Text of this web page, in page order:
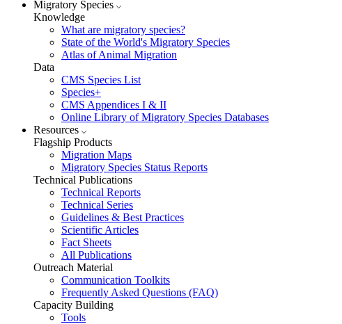
Migratory Species
Knowledge
What are migratory species?
State of the World's Migratory Species
Atlas of Animal Migration
Data
CMS Species List
Species+
CMS Appendices I & II
Online Library of Migratory Species Databases
Resources
Flagship Products
Migration Maps
Migratory Species Status Reports
Technical Publications
Technical Reports
Technical Series
Guidelines & Best Practices
Scientific Articles
Fact Sheets
All Publications
Outreach Material
Communication Toolkits
Frequently Asked Questions (FAQ)
Capacity Building
Tools